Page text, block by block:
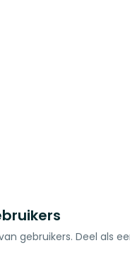
gebruikers. Deel als